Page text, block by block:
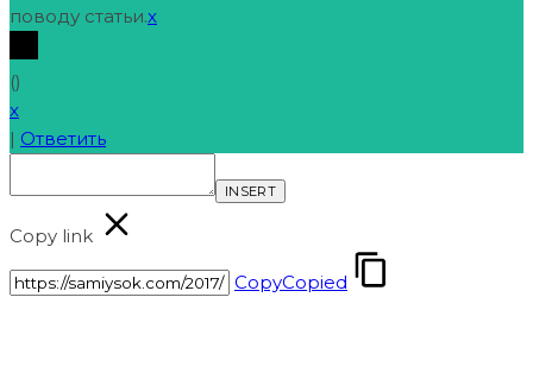
поводу статьи.x
()
x
| Ответить
INSERT
Copy link
CopyCopied